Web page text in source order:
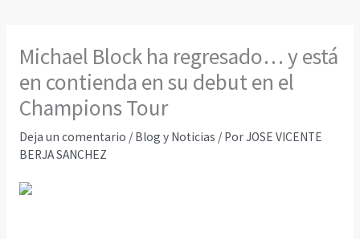
Michael Block ha regresado… y está
en contienda en su debut en el
Champions Tour
Deja un comentario / Blog y Noticias / PorJOSE VICENTE
BERJA SANCHEZ